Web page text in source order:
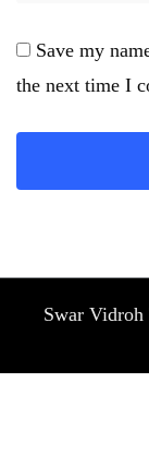
Save my
the next time I
Swar